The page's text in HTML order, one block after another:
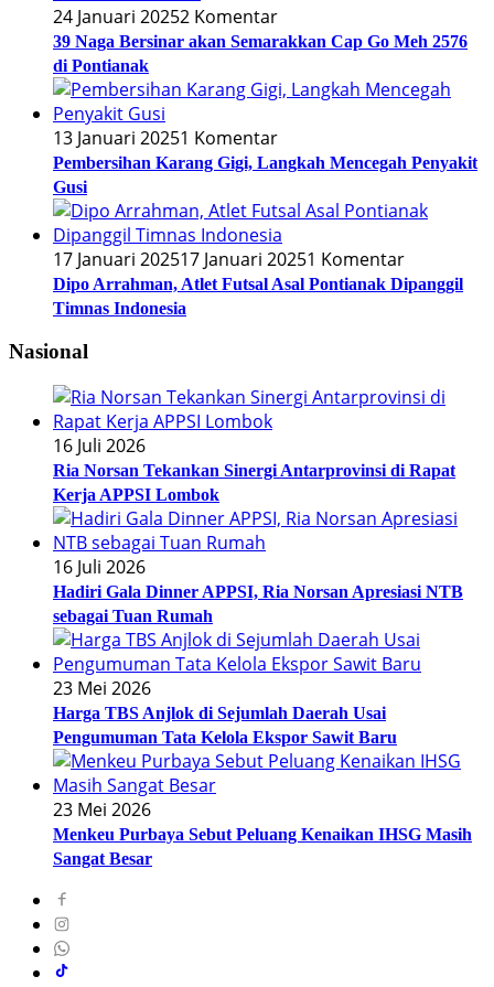
24 Januari 20252 Komentar
39 Naga Bersinar akan Semarakkan Cap Go Meh 2576
di Pontianak
13 Januari 20251 Komentar
Pembersihan Karang Gigi, Langkah Mencegah Penyakit
Gusi
17 Januari 202517 Januari 20251 Komentar
Dipo Arrahman, Atlet Futsal Asal Pontianak Dipanggil
Timnas Indonesia
Nasional
16 Juli 2026
Ria Norsan Tekankan Sinergi Antarprovinsi di Rapat
Kerja APPSI Lombok
16 Juli 2026
Hadiri Gala Dinner APPSI, Ria Norsan Apresiasi NTB
sebagai Tuan Rumah
23 Mei 2026
Harga TBS Anjlok di Sejumlah Daerah Usai
Pengumuman Tata Kelola Ekspor Sawit Baru
23 Mei 2026
Menkeu Purbaya Sebut Peluang Kenaikan IHSG Masih
Sangat Besar